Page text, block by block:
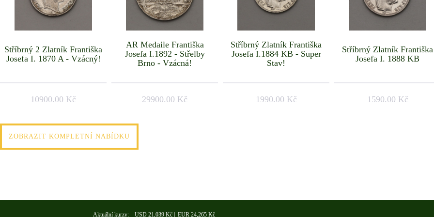
Stříbrný 2 Zlatník Františka
Josefa I. 1870 A - Vzácný!
10900.00 Kč
AR Medaile Františka
Josefa I.1892 - Střelby
Brno - Vzácná!
29900.00 Kč
Stříbrný Zlatník Františka
Josefa I.1884 KB - Super
Stav!
1990.00 Kč
Stříbrný Zlatník Františka
Josefa I. 1888 KB
1590.00 Kč
ZOBRAZIT KOMPLETNÍ NABÍDKU
Aktuální kurzy: USD 21,039 Kč | EUR 24,265 Kč